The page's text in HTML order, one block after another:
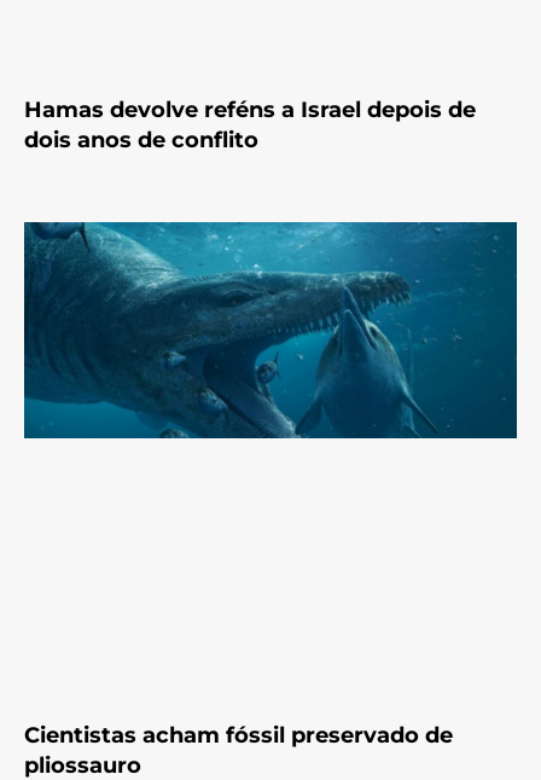
Hamas devolve reféns a Israel depois de
dois anos de conflito
Cientistas acham fóssil preservado de
pliossauro